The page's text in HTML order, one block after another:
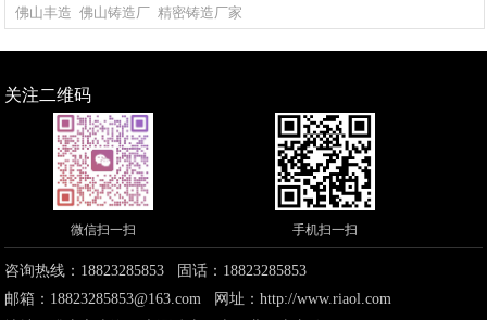
佛山丰造 佛山铸造厂 精密铸造厂家
关注二维码
微信扫一扫 手机扫一扫
咨询热线：18823285853 固话：18823285853
邮箱：18823285853@163.com 网址：http://www.riaol.com